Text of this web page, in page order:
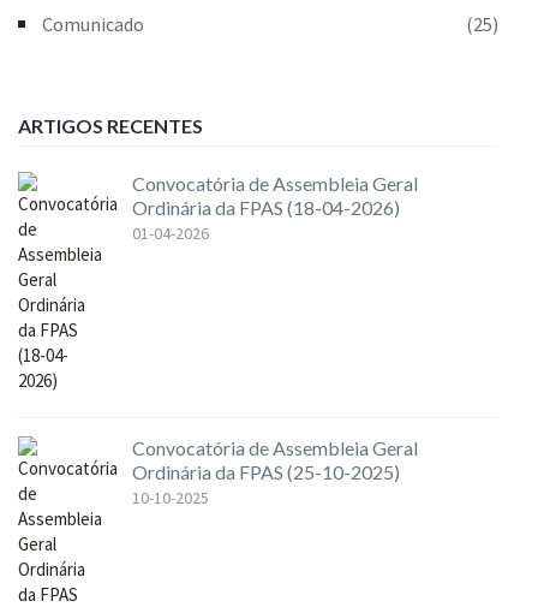
Comunicado
(25)
ARTIGOS RECENTES
Convocatória de Assembleia Geral
Ordinária da FPAS (18-04-2026)
01-04-2026
Convocatória de Assembleia Geral
Ordinária da FPAS (25-10-2025)
10-10-2025